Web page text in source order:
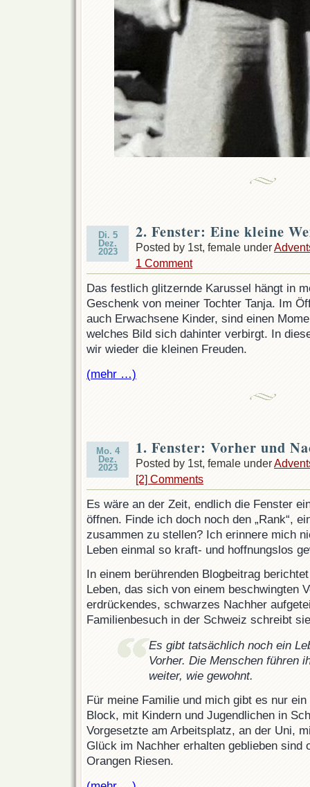
Di. 5
Dez.
2023
2. Fenster: Eine kleine
Posted by 1st, female under
1 Comment
Das festlich glitzernde Karussel hängt in
Geschenk von meiner Tochter Tanja. Im
auch Erwachsene Kinder, sind einen
welches Bild sich dahinter verbirgt. In
wir wieder die kleinen Freuden.
(mehr …)
Mo. 4
Dez.
2023
1. Fenster: Vorher und
Posted by 1st, female under
[2] Comments
Es wäre an der Zeit, endlich die Fenster
öffnen. Finde ich doch noch den „Rank“,
zusammen zu stellen? Ich erinnere mich
Leben einmal so kraft- und hoffnungslos
In einem berührenden Blogbeitrag
Leben, das sich von einem beschwingten
erdrückendes, schwarzes Nachher
Familienbesuch in der Schweiz schreibt
Es gibt tatsächlich noch ein
Vorher. Die Menschen führen
weiter, wie gewohnt.
Für meine Familie und mich gibt es nur ein
Block, mit Kindern und Jugendlichen in
Vorgesetzte am Arbeitsplatz, an der Uni,
Glück im Nachher erhalten geblieben sind
Orangen Riesen.